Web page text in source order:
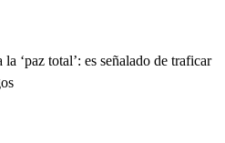
‘paz total’: es señalado de traficar